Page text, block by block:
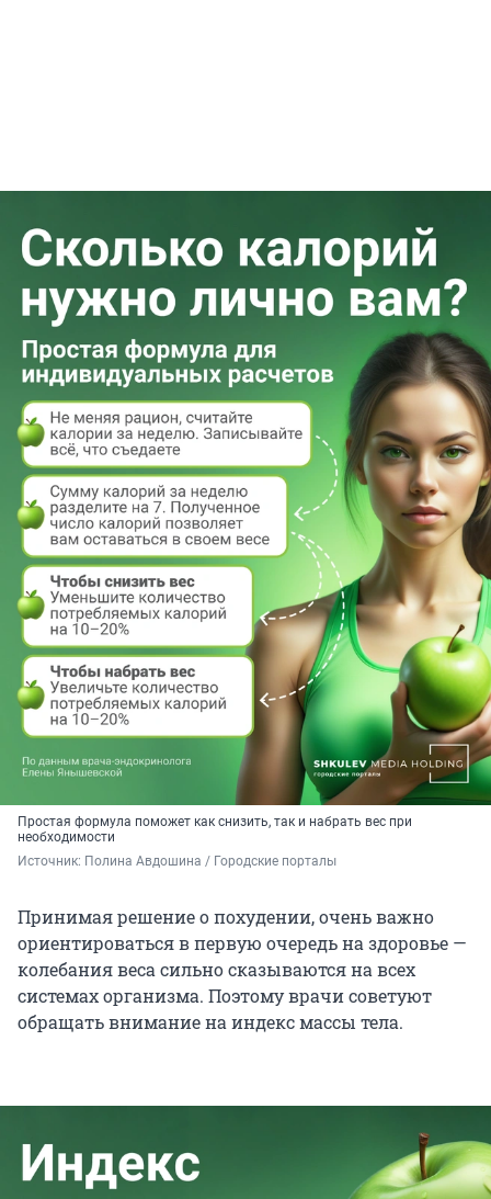
Простая формула поможет как снизить, так и набрать вес при
необходимости
Источник: Полина Авдошина / Городские порталы
Принимая решение о похудении, очень важно
ориентироваться в первую очередь на здоровье —
колебания веса сильно сказываются на всех
системах организма. Поэтому врачи советуют
обращать внимание на индекс массы тела.